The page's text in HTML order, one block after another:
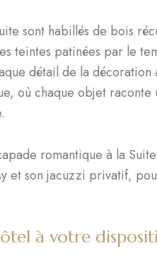
sont habillés de bois
teintes patinées par le
détail de la
où chaque objet
romantique à la
et son jacuzzi privatif,
à votre